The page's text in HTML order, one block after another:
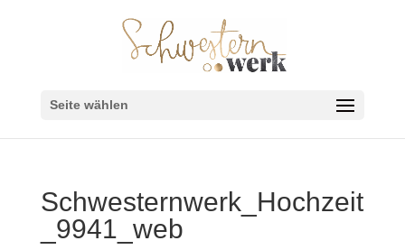
Seite wählen
Schwesternwerk_Hochzeit
_9941_web